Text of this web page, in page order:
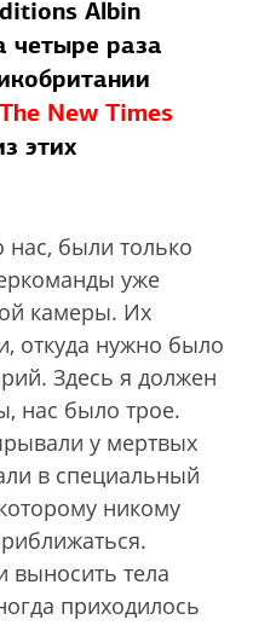
Albin
четыре раза
The New Times
этих
были только
уже
камеры. Их
откуда нужно было
Здесь я должен
нас было трое.
у мертвых
в специальный
никому
тела
приходилось